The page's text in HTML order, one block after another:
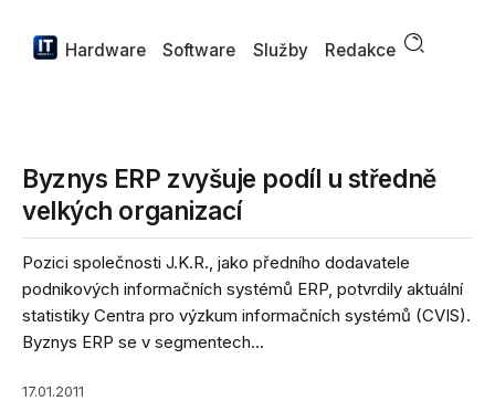
Hardware Software Služby Redakce
Byznys ERP zvyšuje podíl u středně
velkých organizací
Pozici společnosti J.K.R., jako předního dodavatele
podnikových informačních systémů ERP, potvrdily aktuální
statistiky Centra pro výzkum informačních systémů (CVIS).
Byznys ERP se v segmentech...
17.01.2011